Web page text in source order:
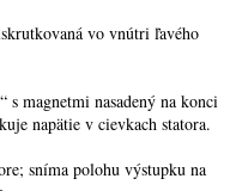
vo vnútri ľavého
s magnetmi nasadený na konci
napätie v cievkach statora.
sníma polohu výstupku na